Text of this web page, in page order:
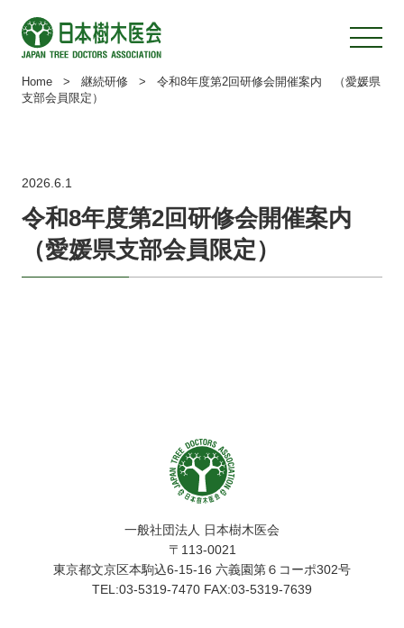
Home > 継続研修 >
令和8年度第2回研修会開催案内 （愛媛県
支部会員限定）
2026.6.1
令和8年度第2回研修会開催案内
（愛媛県支部会員限定）
一般社団法人 日本樹木医会
〒113-0021
東京都文京区本駒込6-15-16 六義園第６コーポ302号
TEL:03-5319-7470 FAX:03-5319-7639